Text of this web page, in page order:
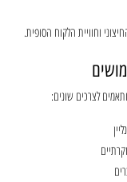
וחוויית הלקוח הסופית.
לצרכים שונים: